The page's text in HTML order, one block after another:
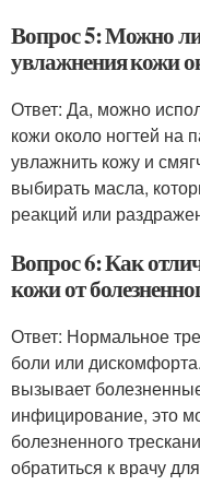
Вопрос 5: Можно ли
увлажнения кожи
Ответ: Да, можно
кожи около ногтей на
увлажнить кожу и
выбирать масла,
реакций или
Вопрос 6: Как
кожи от
Ответ: Нормальное
боли или
вызывает
инфицирование, это
болезненного
обратиться к врачу